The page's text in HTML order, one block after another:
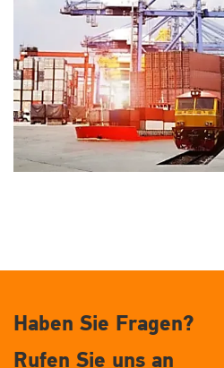
Haben Sie Fragen?
Rufen Sie uns an